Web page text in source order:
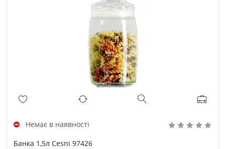
Немає в наявності
Банка 1,5л Cesni 97426